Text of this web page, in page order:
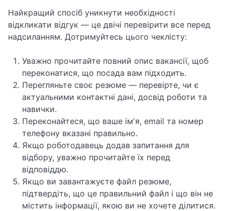
Найкращий спосіб уникнути необхідності
відкликати відгук — це двічі перевірити все перед
надсиланням. Дотримуйтесь цього чеклісту:
Уважно прочитайте повний опис вакансії, щоб
переконатися, що посада вам підходить.
Перегляньте своє резюме — перевірте, чи є
актуальними контактні дані, досвід роботи та
навички.
Переконайтеся, що ваше ім'я, email та номер
телефону вказані правильно.
Якщо роботодавець додав запитання для
відбору, уважно прочитайте їх перед
відповіддю.
Якщо ви завантажуєте файл резюме,
підтвердіть, що це правильний файл і що він не
містить інформації, якою ви не хочете ділитися.